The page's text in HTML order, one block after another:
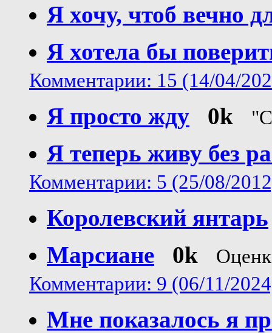
Я хочу, чтоб вечно
Я хотела бы
Комментарии: 15 (14/04/
Я просто жду 0k
Я теперь живу без
Комментарии: 5 (25/08/
Королевский янтарь
Марсиане
0k
Комментарии: 9 (06/11/
Мне показалось я